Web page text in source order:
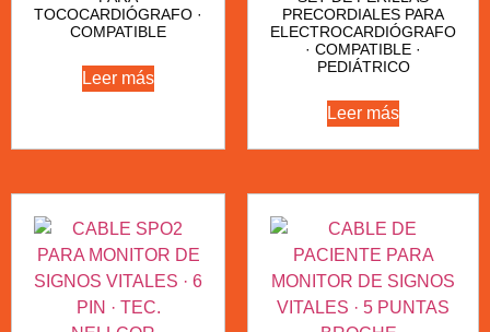
TOCOCARDIÓGRAFO ·
COMPATIBLE
Leer más
PRECORDIALES PARA
ELECTROCARDIÓGRAFO
· COMPATIBLE ·
PEDIÁTRICO
Leer más